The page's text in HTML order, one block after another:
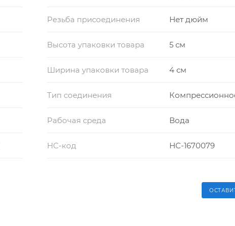
Резьба присоединения Нет дюйм
Высота упаковки товара 5 см
Ширина упаковки товара 4 см
Тип соединения
Рабочая среда Вода
НС-код НС-1670079